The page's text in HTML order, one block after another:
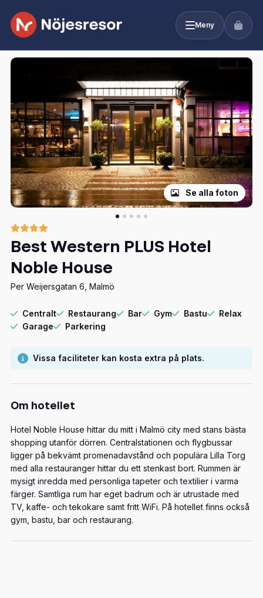
Meny
Se alla foton
Best Western PLUS Hotel
Noble House
Per Weijersgatan 6, Malmö
Centralt Restaurang Bar Gym Bastu
Relax
Garage
Parkering
Vissa faciliteter kan kosta extra på plats.
Om hotellet
Hotel Noble House hittar du mitt i Malmö city med stans bästa
shopping utanför dörren. Centralstationen och flygbussar
ligger på bekvämt promenadavstånd och populära Lilla Torg
med alla restauranger hittar du ett stenkast bort. Rummen är
mysigt inredda med personliga tapeter och textilier i varma
färger. Samtliga rum har eget badrum och är utrustade med
TV, kaffe- och tekokare samt fritt WiFi. På hotellet finns också
gym, bastu, bar och restaurang.